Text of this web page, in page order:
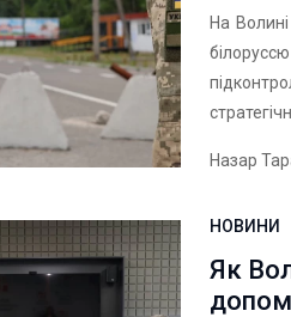
На
Назар
НОВИНИ
Як